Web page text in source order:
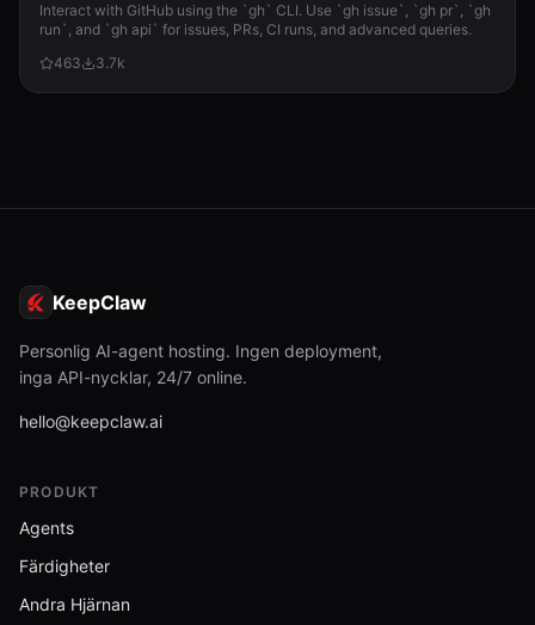
Interact with GitHub using the `gh` CLI. Use `gh issue`, `gh pr`, `gh
run`, and `gh api` for issues, PRs, CI runs, and advanced queries.
463
3.7k
KeepClaw
Personlig AI-agent hosting. Ingen deployment,
inga API-nycklar, 24/7 online.
hello@keepclaw.ai
PRODUKT
Agents
Färdigheter
Andra Hjärnan